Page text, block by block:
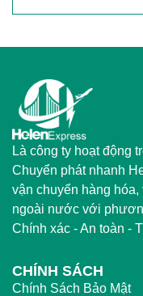
Là công ty hoạt động
Chuyển phát nhanh
vận chuyển hàng
ngoài nước với
Chính xác - An toàn -
CHÍNH SÁCH
Chính Sách Bảo Mật